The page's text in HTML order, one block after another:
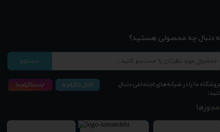
مجوزها
دنبال چه محصولی هستید؟
جستجو
ما را در شبکه‌های اجتماعی دنبال